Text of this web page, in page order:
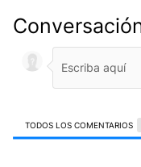
TODOS LOS COMENTARIOS